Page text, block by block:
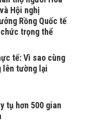
Hội nghị
Rồng Quốc tế
trọng thể
tế: Vì sao cùng
lên tường lại
tụ hơn 500 gian